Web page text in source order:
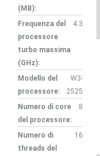
(MB):
Frequenza del
processore
turbo massima
(GHz):
4.3
Modello del
processore:
W3-
2525
Numero di core
del processore:
8
Numero di
threads del
16